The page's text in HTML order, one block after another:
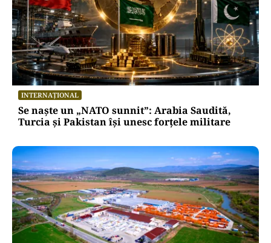
INTERNAȚIONAL
Se naște un „NATO sunnit”: Arabia Saudită,
Turcia și Pakistan își unesc forțele militare